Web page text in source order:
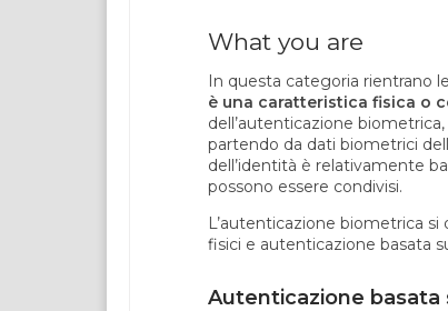
What you are
In questa categoria rientrano
è una caratteristica fisica o
dell’autenticazione
partendo da dati biometrici
dell’identità è relativamente
possono essere condivisi.
L’autenticazione biometrica
fisici e autenticazione basata
Autenticazione